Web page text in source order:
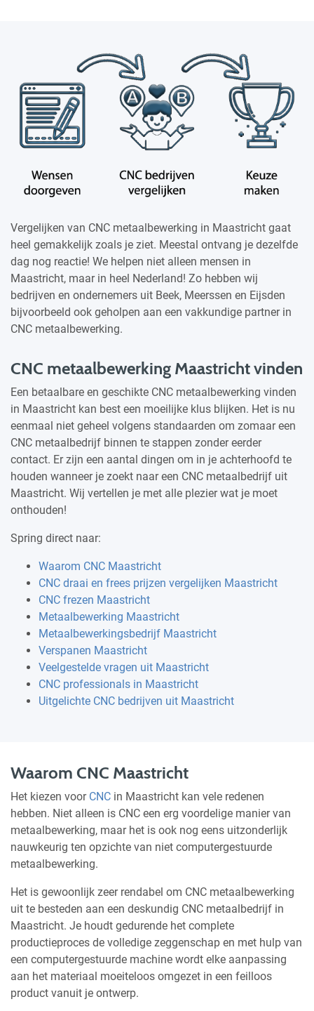
Vergelijken van CNC metaalbewerking in Maastricht gaat
heel gemakkelijk zoals je ziet. Meestal ontvang je dezelfde
dag nog reactie! We helpen niet alleen mensen in
Maastricht, maar in heel Nederland! Zo hebben wij
bedrijven en ondernemers uit Beek, Meerssen en Eijsden
bijvoorbeeld ook geholpen aan een vakkundige partner in
CNC metaalbewerking.
CNC metaalbewerking Maastricht vinden
Een betaalbare en geschikte CNC metaalbewerking vinden
in Maastricht kan best een moeilijke klus blijken. Het is nu
eenmaal niet geheel volgens standaarden om zomaar een
CNC metaalbedrijf binnen te stappen zonder eerder
contact. Er zijn een aantal dingen om in je achterhoofd te
houden wanneer je zoekt naar een CNC metaalbedrijf uit
Maastricht. Wij vertellen je met alle plezier wat je moet
onthouden!
Spring direct naar:
Waarom CNC Maastricht
CNC draai en frees prijzen vergelijken Maastricht
CNC frezen Maastricht
Metaalbewerking Maastricht
Metaalbewerkingsbedrijf Maastricht
Verspanen Maastricht
Veelgestelde vragen uit Maastricht
CNC professionals in Maastricht
Uitgelichte CNC bedrijven uit Maastricht
Waarom CNC Maastricht
Het kiezen voor CNC in Maastricht kan vele redenen
hebben. Niet alleen is CNC een erg voordelige manier van
metaalbewerking, maar het is ook nog eens uitzonderlijk
nauwkeurig ten opzichte van niet computergestuurde
metaalbewerking.
Het is gewoonlijk zeer rendabel om CNC metaalbewerking
uit te besteden aan een deskundig CNC metaalbedrijf in
Maastricht. Je houdt gedurende het complete
productieproces de volledige zeggenschap en met hulp van
een computergestuurde machine wordt elke aanpassing
aan het materiaal moeiteloos omgezet in een feilloos
product vanuit je ontwerp.